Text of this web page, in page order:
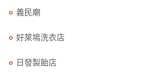
義民廟
好萊塢洗衣店
日發製飴店